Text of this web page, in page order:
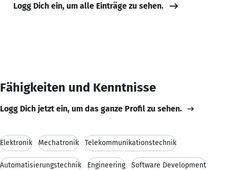
Logg Dich ein, um alle Einträge zu sehen.
Fähigkeiten und Kenntnisse
Logg Dich jetzt ein, um das ganze Profil zu sehen.
Elektronik Mechatronik Telekommunikationstechnik
Automatisierungstechnik Engineering Software Development